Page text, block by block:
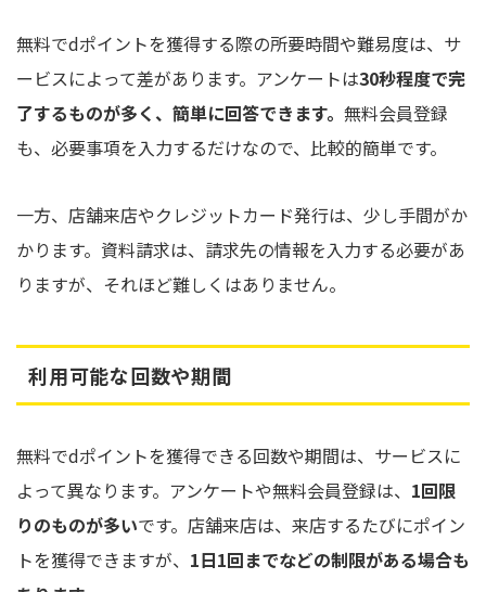
無料でdポイントを獲得する際の所要時間や難易度は、サ
ービスによって差があります。アンケートは30秒程度で完
了するものが多く、簡単に回答できます。 無料会員登録
も、必要事項を入力するだけなので、比較的簡単です。
一方、店舗来店やクレジットカード発行は、少し手間がか
かります。資料請求は、請求先の情報を入力する必要があ
りますが、それほど難しくはありません。
利用可能な回数や期間
無料でdポイントを獲得できる回数や期間は、サービスに
よって異なります。アンケートや無料会員登録は、 1回限
りのものが多いです。店舗来店は、来店するたびにポイン
トを獲得できますが、 1日1回までなどの制限がある場合も